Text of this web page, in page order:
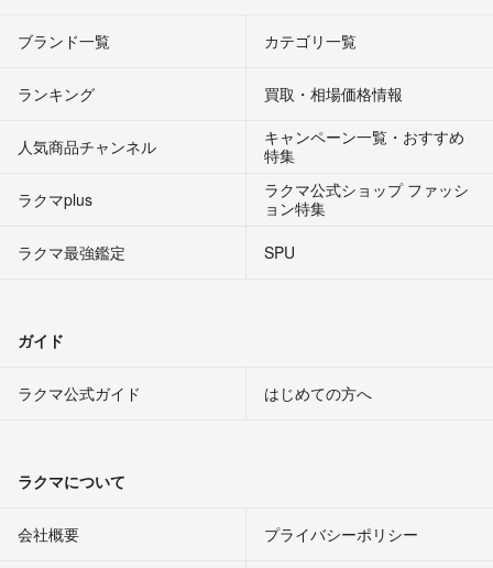
ブランド一覧 カテゴリ一覧
ランキング 買取・相場価格情報
人気商品チャンネル
キャンペーン一覧・おすすめ
特集
ラクマplus
ラクマ公式ショップ ファッシ
ョン特集
ラクマ最強鑑定
SPU
ガイド
ラクマ公式ガイド はじめての方へ
ラクマについて
会社概要 プライバシーポリシー